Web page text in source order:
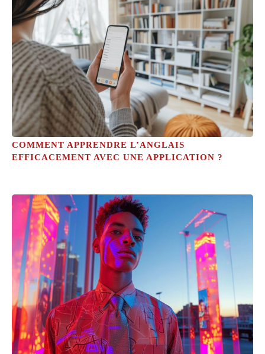
COMMENT APPRENDRE L’ANGLAIS
EFFICACEMENT AVEC UNE APPLICATION ?